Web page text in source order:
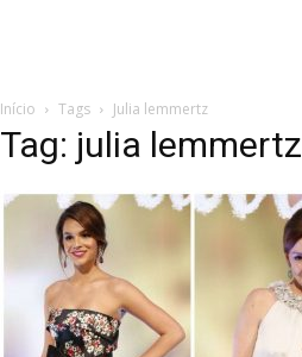
Início Tags Julia lemmertz
Tag: julia lemmertz